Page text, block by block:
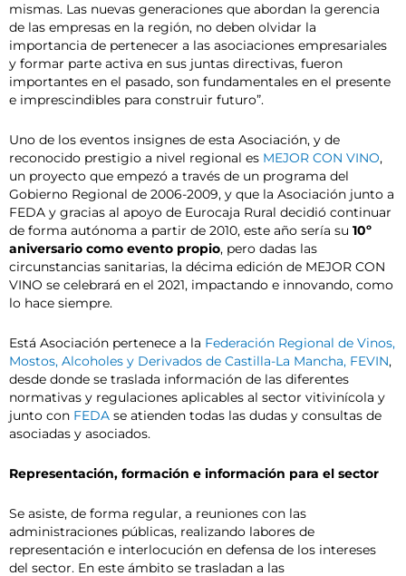
mismas. Las nuevas generaciones que abordan la gerencia
de las empresas en la región, no deben olvidar la
importancia de pertenecer a las asociaciones empresariales
y formar parte activa en sus juntas directivas, fueron
importantes en el pasado, son fundamentales en el presente
e imprescindibles para construir futuro”.
Uno de los eventos insignes de esta Asociación, y de
reconocido prestigio a nivel regional es MEJOR CON VINO,
un proyecto que empezó a través de un programa del
Gobierno Regional de 2006-2009, y que la Asociación junto a
FEDA y gracias al apoyo de Eurocaja Rural decidió continuar
de forma autónoma a partir de 2010, este año sería su 10º
aniversario como evento propio, pero dadas las
circunstancias sanitarias, la décima edición de MEJOR CON
VINO se celebrará en el 2021, impactando e innovando, como
lo hace siempre.
Está Asociación pertenece a la Federación Regional de Vinos,
Mostos, Alcoholes y Derivados de Castilla-La Mancha, FEVIN,
desde donde se traslada información de las diferentes
normativas y regulaciones aplicables al sector vitivinícola y
junto con FEDA se atienden todas las dudas y consultas de
asociadas y asociados.
Representación, formación e información para el sector
Se asiste, de forma regular, a reuniones con las
administraciones públicas, realizando labores de
representación e interlocución en defensa de los intereses
del sector. En este ámbito se trasladan a las